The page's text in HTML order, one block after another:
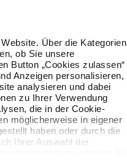
Über die Kategorien
ob Sie unsere
Button „Cookies zulassen“
Anzeigen personalisieren,
analysieren und dabei
zu Ihrer Verwendung
die in der Cookie-
möglicherweise in eigener
haben oder durch die
Ihrer Auswahl der